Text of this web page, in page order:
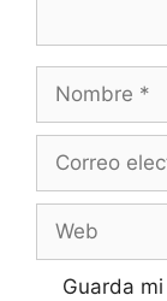
Nombre
Correo
Web
Guarda